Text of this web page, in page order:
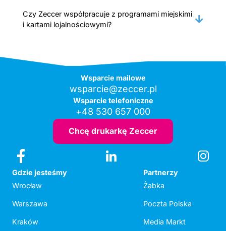
Czy Zeccer współpracuje z programami miejskimi
i kartami lojalnościowymi?
Wsparcie mailowe
wsparcie@zeccer.pl
Wsparcie telefoniczne
+48 530 657 000
Chcę drukarkę Zeccer
Gdzie jesteśmy
Wrocław
Warszawa
Kraków
Partnerzy
Żabka
Poczta Polska
Media Markt